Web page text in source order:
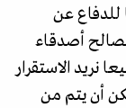
للدفاع عن
أصدقاء
نريد الاستقرار
أن يتم من